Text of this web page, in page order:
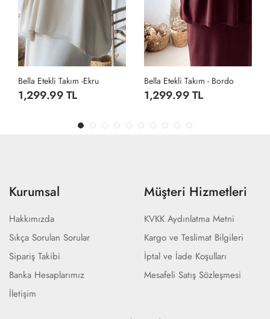
Bella Etekli Takım - Bordo
1,299.99 TL
Bella Etekli Takım -Siyah
1,299.99 TL
Kurumsal
Hakkımızda
Sıkça Sorulan Sorular
Sipariş Takibi
Banka Hesaplarımız
İletişim
Müşteri Hizmetleri
KVKK Aydınlatma Metni
Kargo ve Teslimat Bilgileri
İptal ve İade Koşulları
Mesafeli Satış Sözleşmesi